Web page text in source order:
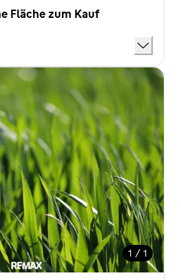
Fläche zum Kauf
1 / 1